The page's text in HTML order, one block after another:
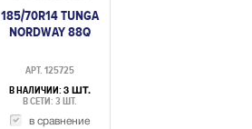
185/70R14 TUNGA
NORDWAY 88Q
АРТ. 125725
В НАЛИЧИИ: 3 ШТ.
В СЕТИ: 3 ШТ.
в сравнение